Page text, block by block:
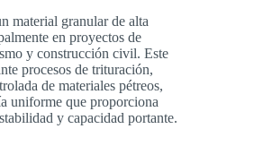
material granular de alta
en proyectos de
y construcción civil. Este
procesos de trituración,
de materiales pétreos,
uniforme que proporciona
y capacidad portante.